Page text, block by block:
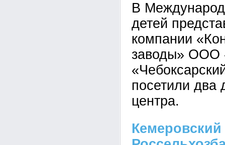
В
детей
компании
заводы»
посетили два
центра.